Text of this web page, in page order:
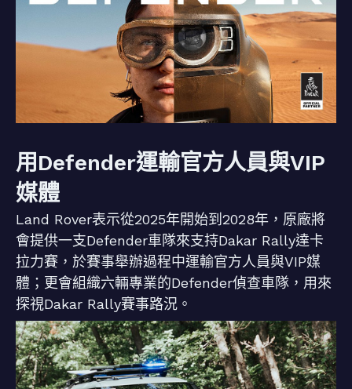
用Defender運輸官方人員與VIP
媒體
Land Rover表示從2025年開始到2028年，原廠將
會提供一支Defender車隊來支持Dakar Rally達卡
拉力賽，於賽事舉辦過程中運輸官方人員與VIP媒
體；更會組織六輛專業的Defender偵查車隊，用來
探視Dakar Rally賽事路況。